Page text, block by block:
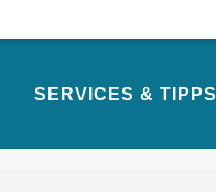
SERVICES & TIPPS